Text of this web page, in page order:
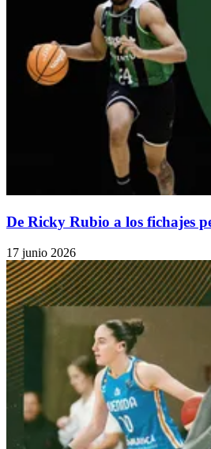
De Ricky Rubio a los fichajes
17 junio 2026